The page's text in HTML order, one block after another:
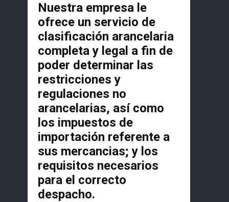
Nuestra empresa le
ofrece un servicio de
clasificación arancelaria
completa y legal a fin de
poder determinar las
restricciones y
regulaciones no
arancelarias, así como
los impuestos de
importación referente a
sus mercancias; y los
requisitos necesarios
para el correcto
despacho.